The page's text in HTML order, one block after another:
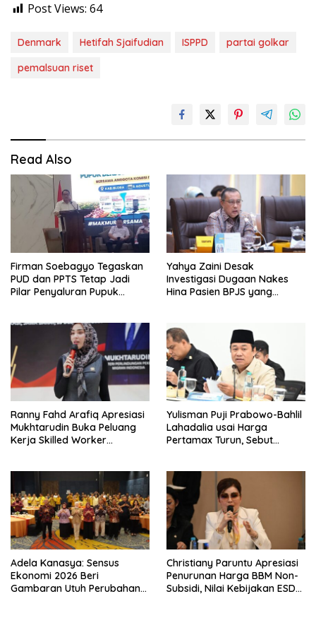
Post Views: 64
Denmark Hetifah Sjaifudian ISPPD
partai golkar
pemalsuan riset
Read Also
Firman Soebagyo Tegaskan
PUD dan PPTS Tetap Jadi
Pilar Penyaluran Pupuk
Yahya Zaini Desak
Investigasi Dugaan Nakes
Hina Pasien BPJS yang
Ranny Fahd Arafiq Apresiasi
Mukhtarudin Buka Peluang
Kerja Skilled Worker
Yulisman Puji Prabowo-Bahlil
Lahadalia usai Harga
Pertamax Turun, Sebut
Adela Kanasya: Sensus
Ekonomi 2026 Beri
Gambaran Utuh Perubahan
Christiany Paruntu Apresiasi
Penurunan Harga BBM Non-
Subsidi, Nilai Kebijakan ESDM